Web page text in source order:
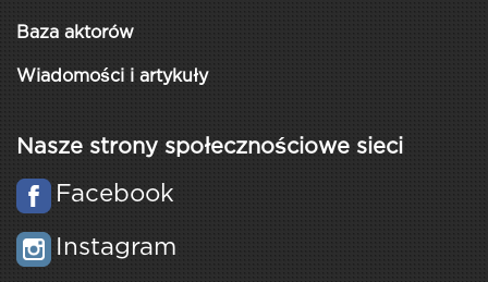
Baza aktorów
Wiadomości i artykuły
Nasze strony społecznościowe sieci
Facebook
Instagram